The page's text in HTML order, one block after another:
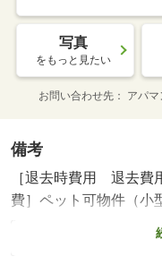
写真
をもっと見たい
お問い合わせ先 アパ
備考
［退去時費用 退去費
費］ペット可物件（小
ＵＰ）。ルームクリー
費用を含みます。【